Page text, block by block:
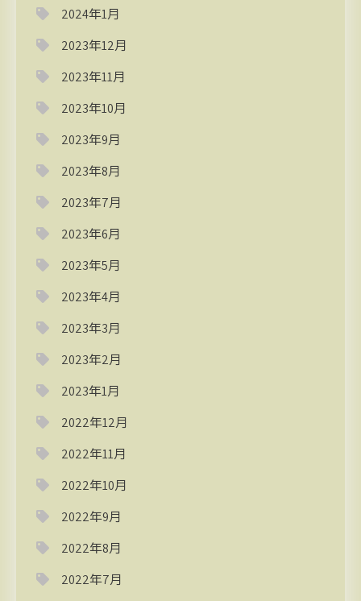
2024年1月
2023年12月
2023年11月
2023年10月
2023年9月
2023年8月
2023年7月
2023年6月
2023年5月
2023年4月
2023年3月
2023年2月
2023年1月
2022年12月
2022年11月
2022年10月
2022年9月
2022年8月
2022年7月